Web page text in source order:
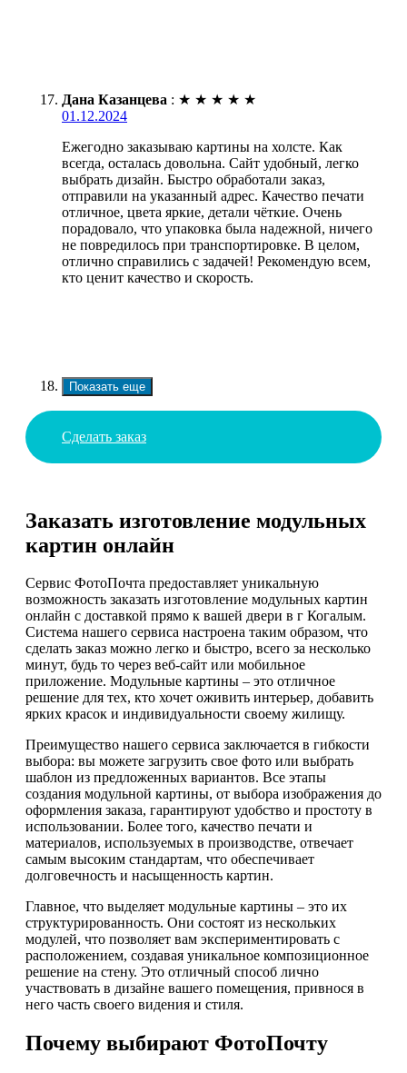
Дана Казанцева : ★ ★ ★ ★ ★
01.12.2024
Ежегодно заказываю картины на холсте. Как
всегда, осталась довольна. Сайт удобный, легко
выбрать дизайн. Быстро обработали заказ,
отправили на указанный адрес. Качество печати
отличное, цвета яркие, детали чёткие. Очень
порадовало, что упаковка была надежной, ничего
не повредилось при транспортировке. В целом,
отлично справились с задачей! Рекомендую всем,
кто ценит качество и скорость.
Показать еще
Сделать заказ
Заказать изготовление модульных
картин онлайн
Сервис ФотоПочта предоставляет уникальную
возможность заказать изготовление модульных картин
онлайн с доставкой прямо к вашей двери в г Когалым.
Система нашего сервиса настроена таким образом, что
сделать заказ можно легко и быстро, всего за несколько
минут, будь то через веб-сайт или мобильное
приложение. Модульные картины – это отличное
решение для тех, кто хочет оживить интерьер, добавить
ярких красок и индивидуальности своему жилищу.
Преимущество нашего сервиса заключается в гибкости
выбора: вы можете загрузить свое фото или выбрать
шаблон из предложенных вариантов. Все этапы
создания модульной картины, от выбора изображения до
оформления заказа, гарантируют удобство и простоту в
использовании. Более того, качество печати и
материалов, используемых в производстве, отвечает
самым высоким стандартам, что обеспечивает
долговечность и насыщенность картин.
Главное, что выделяет модульные картины – это их
структурированность. Они состоят из нескольких
модулей, что позволяет вам экспериментировать с
расположением, создавая уникальное композиционное
решение на стену. Это отличный способ лично
участвовать в дизайне вашего помещения, привнося в
него часть своего видения и стиля.
Почему выбирают ФотоПочту